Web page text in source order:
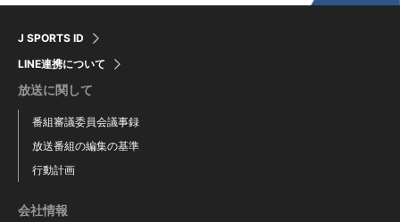
J SPORTS ID
LINE連携について
放送に関して
番組審議委員会議事録
放送番組の編集の基準
行動計画
会社情報